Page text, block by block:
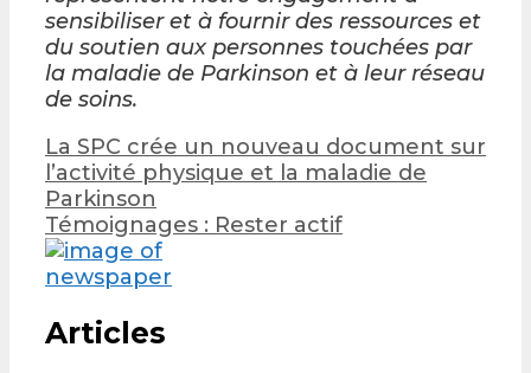
sensibiliser et à fournir des ressources et
du soutien aux personnes touchées par
la maladie de Parkinson et à leur réseau
de soins.
Post
navigation
La SPC crée un nouveau document sur
l’activité physique et la maladie de
Parkinson
Témoignages : Rester actif
Articles